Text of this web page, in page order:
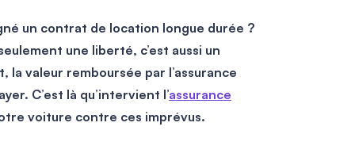
un contrat de location longue durée ?
une liberté, c’est aussi un
valeur remboursée par l’assurance
C’est là qu’intervient l’assurance
voiture contre ces imprévus.